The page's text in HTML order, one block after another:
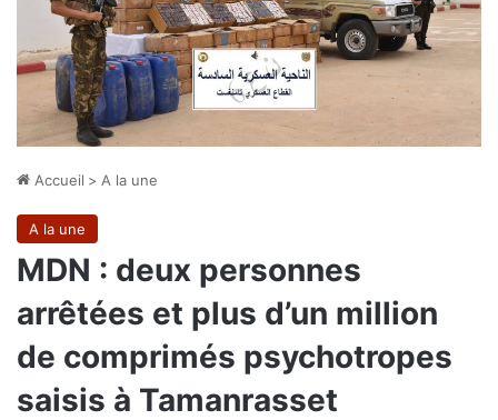
Accueil > A la une
A la une
MDN : deux personnes
arrêtées et plus d’un million
de comprimés psychotropes
saisis à Tamanrasset